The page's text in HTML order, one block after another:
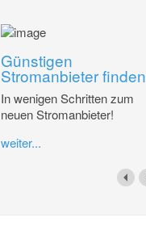
Günstigen
Stromanbieter finden
In wenigen Schritten zum
neuen Stromanbieter!
weiter...